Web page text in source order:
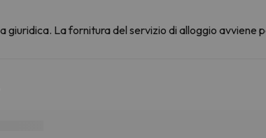
giuridica. La fornitura del servizio di alloggio